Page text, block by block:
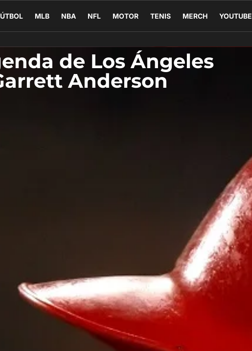
MLB NBA NFL MOTOR TENIS MERCH YOUTUBE
de Los Ángeles
Anderson